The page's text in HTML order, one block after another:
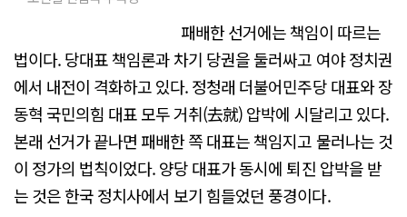
패배한 선거에는 책임이 따르는
법이다. 당대표 책임론과 차기 당권을 둘러싸고 여야 정치권
에서 내전이 격화하고 있다. 정청래 더불어민주당 대표와 장
동혁 국민의힘 대표 모두 거취(去就) 압박에 시달리고 있다.
본래 선거가 끝나면 패배한 쪽 대표는 책임지고 물러나는 것
이 정가의 법칙이었다. 양당 대표가 동시에 퇴진 압박을 받
는 것은 한국 정치사에서 보기 힘들었던 풍경이다.